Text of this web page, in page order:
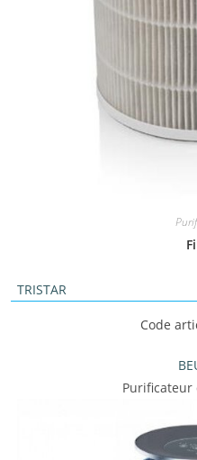
TRISTAR
Code
Purificateur